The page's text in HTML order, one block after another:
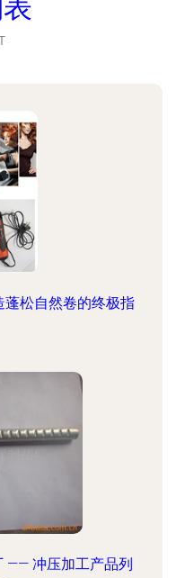
松自然卷的终极指
—— 冲压加工产品列